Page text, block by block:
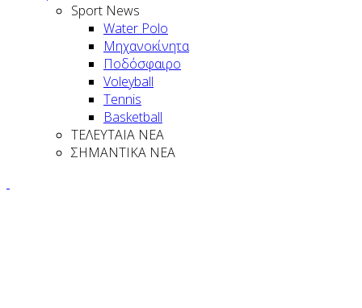
Sport News
Water Polo
Μηχανοκίνητα
Ποδόσφαιρο
Voleyball
Tennis
Basketball
ΤΕΛΕΥΤΑΙΑ ΝΕΑ
ΣΗΜΑΝΤΙΚΑ ΝΕΑ